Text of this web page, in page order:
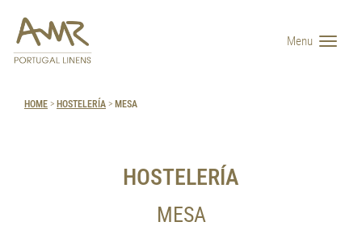
Menu
HOME>HOSTELERÍA>MESA
HOSTELERÍA
MESA